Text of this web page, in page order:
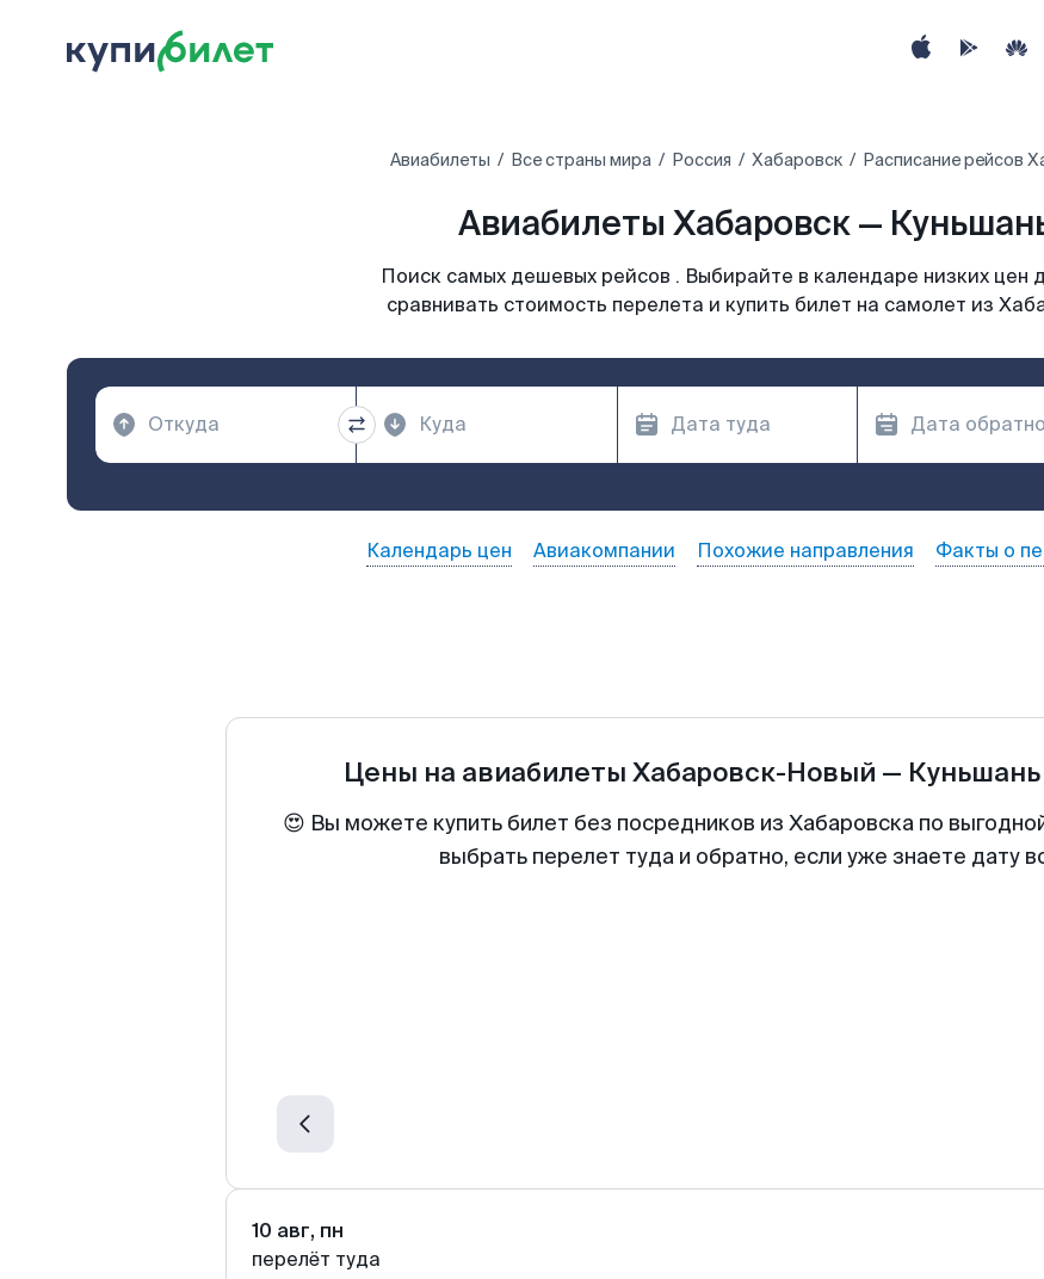
Авиабилеты Все страны мира Россия Хабаровск Расписание рейсов
Авиабилеты Хабаровск —
Поиск самых дешевых рейсов . Выбирайте в календаре низких цен
сравнивать стоимость перелета и купить билет на самолет из
Календарь цен Авиакомпании Похожие направления Факты о
Цены на авиабилеты Хабаровск-Новый — Куньшань
😍 Вы можете купить билет без посредников из Хабаровска по
выбрать перелет туда и обратно, если уже знаете дату
10 авг, пн
перелёт туда